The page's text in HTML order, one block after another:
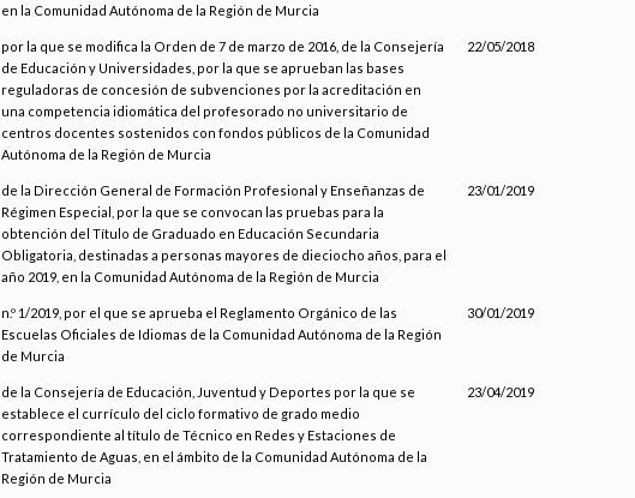
en la Comunidad Autónoma de la Región de Murcia
por la que se modifica la Orden de 7 de marzo de 2016, de la Consejería
de Educación y Universidades, por la que se aprueban las bases
reguladoras de concesión de subvenciones por la acreditación en
una competencia idiomática del profesorado no universitario de
centros docentes sostenidos con fondos públicos de la Comunidad
Autónoma de la Región de Murcia
22/05/2018
de la Dirección General de Formación Profesional y Enseñanzas de
Régimen Especial, por la que se convocan las pruebas para la
obtención del Título de Graduado en Educación Secundaria
Obligatoria, destinadas a personas mayores de dieciocho años, para el
año 2019, en la Comunidad Autónoma de la Región de Murcia
23/01/2019
n.º 1/2019, por el que se aprueba el Reglamento Orgánico de las
Escuelas Oficiales de Idiomas de la Comunidad Autónoma de la Región
de Murcia
30/01/2019
de la Consejería de Educación, Juventud y Deportes por la que se
establece el currículo del ciclo formativo de grado medio
correspondiente al título de Técnico en Redes y Estaciones de
Tratamiento de Aguas, en el ámbito de la Comunidad Autónoma de la
Región de Murcia
23/04/2019